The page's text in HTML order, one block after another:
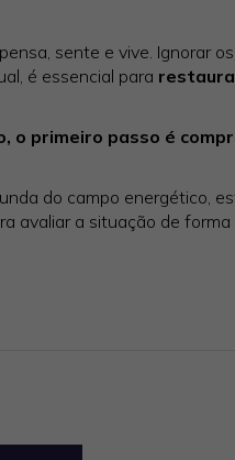
sente e vive. Ignorar
é essencial para
o primeiro passo é
do campo energético,
avaliar a situação de